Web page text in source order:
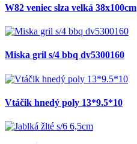
W82 veniec slza velká 38x100cm
Miska gril s/4 bbq dv5300160
Vtáčik hnedý poly 13*9.5*10